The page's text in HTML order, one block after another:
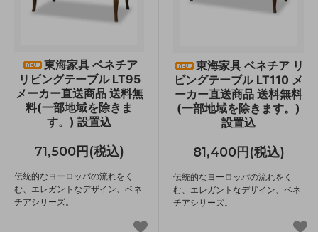
東海家具 ベネチア
リビングテーブル LT95
メーカー直送商品 送料無
料(一部地域を除きま
す。) 設置込
71,500円(税込)
伝統的なヨーロッパの流れをく
む、エレガントなデザイン、ベネ
チアシリーズ。
東海家具 ベネチア リ
ビングテーブル LT110 メ
ーカー直送商品 送料無料
(一部地域を除きます。)
設置込
81,400円(税込)
伝統的なヨーロッパの流れをく
む、エレガントなデザイン、ベネ
チアシリーズ。